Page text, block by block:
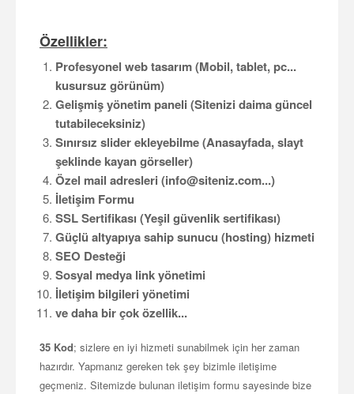
Özellikler:
Profesyonel web tasarım (Mobil, tablet, pc...
kusursuz görünüm)
Gelişmiş yönetim paneli (Sitenizi daima güncel
tutabileceksiniz)
Sınırsız slider ekleyebilme (Anasayfada, slayt
şeklinde kayan görseller)
Özel mail adresleri (info@siteniz.com...)
İletişim Formu
SSL Sertifikası (Yeşil güvenlik sertifikası)
Güçlü altyapıya sahip sunucu (hosting) hizmeti
SEO Desteği
Sosyal medya link yönetimi
İletişim bilgileri yönetimi
ve daha bir çok özellik...
35 Kod; sizlere en iyi hizmeti sunabilmek için her zaman
hazırdır. Yapmanız gereken tek şey bizimle iletişime
geçmeniz. Sitemizde bulunan iletişim formu sayesinde bize